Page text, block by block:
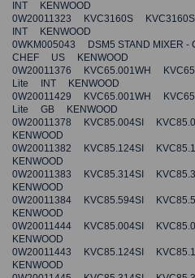
INT KENWOOD
0W20011323 KVC3160S KVC3160S
INT KENWOOD
0WKM005043 DSM5 STAND MIXER -
CHEF US KENWOOD
0W20011376 KVC65.001WH
Lite INT KENWOOD
0W20011429 KVC65.001WH
Lite GB KENWOOD
0W20011378 KVC85.004SI
KENWOOD
0W20011382 KVC85.124SI
KENWOOD
0W20011383 KVC85.314SI
KENWOOD
0W20011384 KVC85.594SI
KENWOOD
0W20011444 KVC85.004SI
KENWOOD
0W20011443 KVC85.124SI
KENWOOD